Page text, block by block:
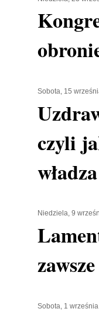
Sobota, 15
czyli
władza
Niedziela, 9
Sobota, 1